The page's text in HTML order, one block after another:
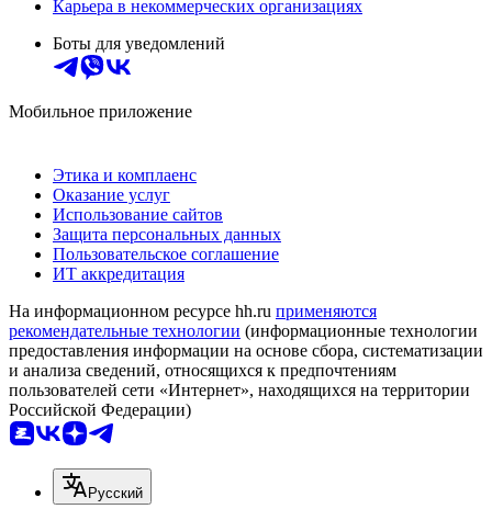
Карьера в некоммерческих организациях
Боты для уведомлений
Мобильное приложение
Этика и комплаенс
Оказание услуг
Использование сайтов
Защита персональных данных
Пользовательское соглашение
ИТ аккредитация
На информационном ресурсе hh.ru применяются
рекомендательные технологии (информационные технологии
предоставления информации на основе сбора, систематизации
и анализа сведений, относящихся к предпочтениям
пользователей сети «Интернет», находящихся на территории
Российской Федерации)
Русский